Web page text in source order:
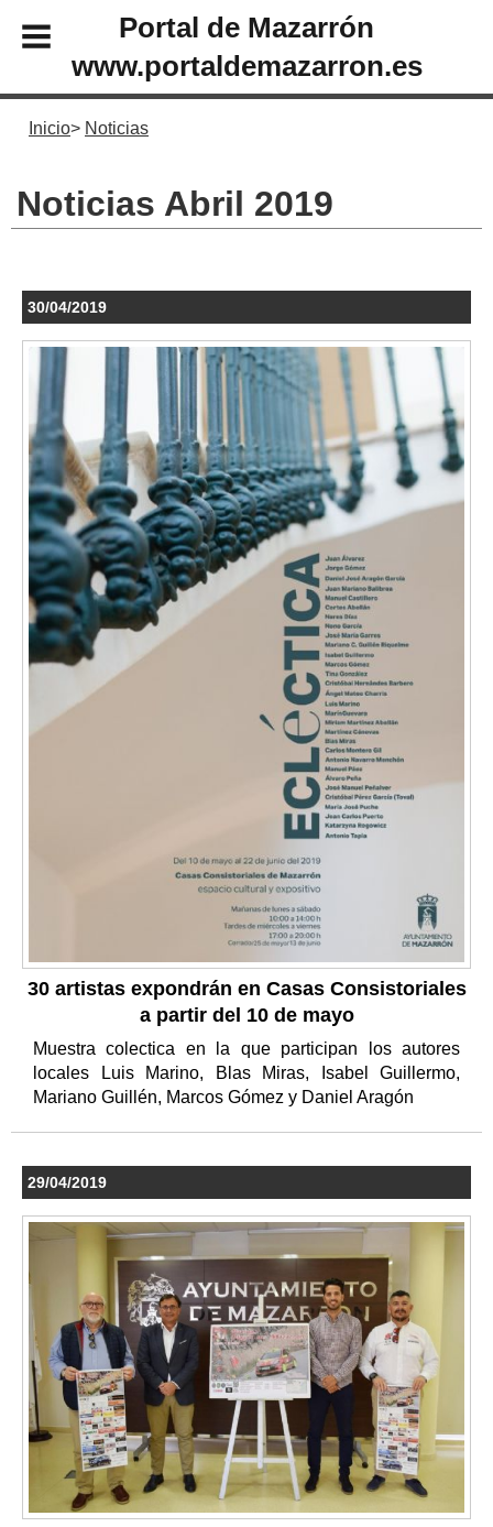
Portal de Mazarrón
www.portaldemazarron.es
Inicio Noticias
Noticias Abril 2019
30/04/2019
30 artistas expondrán en Casas Consistoriales
a partir del 10 de mayo
Muestra colectica en la que participan los autores
locales Luis Marino, Blas Miras, Isabel Guillermo,
Mariano Guillén, Marcos Gómez y Daniel Aragón
29/04/2019